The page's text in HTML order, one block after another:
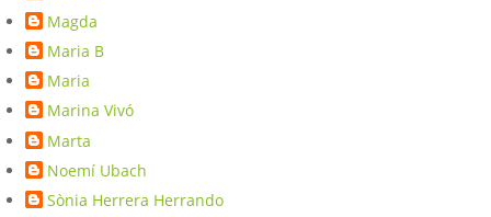
Magda
Maria B
Maria
Marina Vivó
Marta
Noemí Ubach
Sònia Herrera Herrando